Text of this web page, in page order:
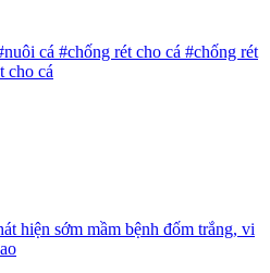
cá #chống rét cho cá #chống rét
cho cá
hiện sớm mầm bệnh đốm trắng, vi